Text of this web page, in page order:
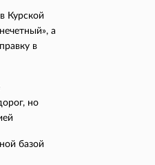
Курской
а
в
но
базой